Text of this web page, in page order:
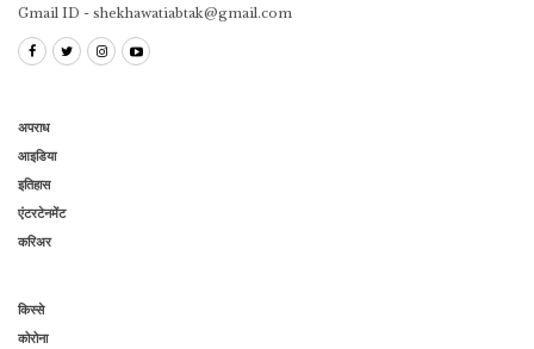
Gmail ID - shekhawatiabtak@gmail.com
अपराध
आइडिया
इतिहास
एंटरटेनमेंट
करिअर
किस्से
कोरोना